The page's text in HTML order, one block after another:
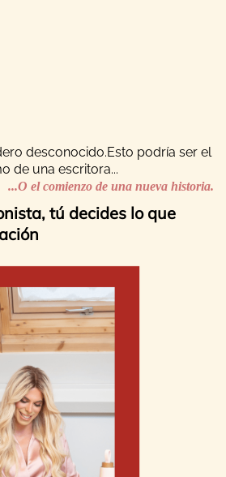
desconocido.Esto podría ser el
de una escritora...
...O el comienzo de una nueva historia.
tú decides lo que